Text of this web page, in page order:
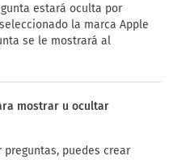
estará oculta por
la marca Apple
se le mostrará al
mostrar u ocultar
puedes crear